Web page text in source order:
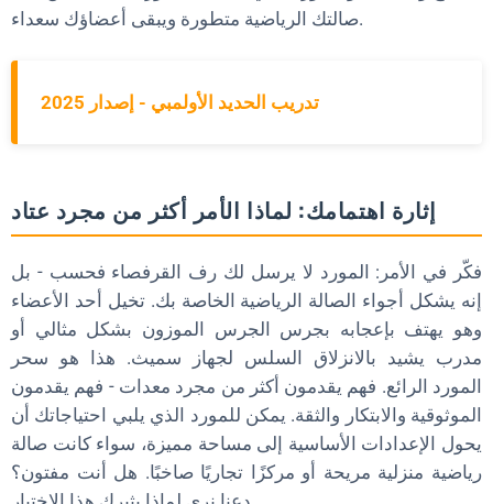
صالتك الرياضية متطورة ويبقى أعضاؤك سعداء.
تدريب الحديد الأولمبي - إصدار 2025
إثارة اهتمامك: لماذا الأمر أكثر من مجرد عتاد
فكّر في الأمر: المورد لا يرسل لك رف القرفصاء فحسب - بل
إنه يشكل أجواء الصالة الرياضية الخاصة بك. تخيل أحد الأعضاء
وهو يهتف بإعجابه بجرس الجرس الموزون بشكل مثالي أو
مدرب يشيد بالانزلاق السلس لجهاز سميث. هذا هو سحر
المورد الرائع. فهم يقدمون أكثر من مجرد معدات - فهم يقدمون
الموثوقية والابتكار والثقة. يمكن للمورد الذي يلبي احتياجاتك أن
يحول الإعدادات الأساسية إلى مساحة مميزة، سواء كانت صالة
رياضية منزلية مريحة أو مركزًا تجاريًا صاخبًا. هل أنت مفتون؟